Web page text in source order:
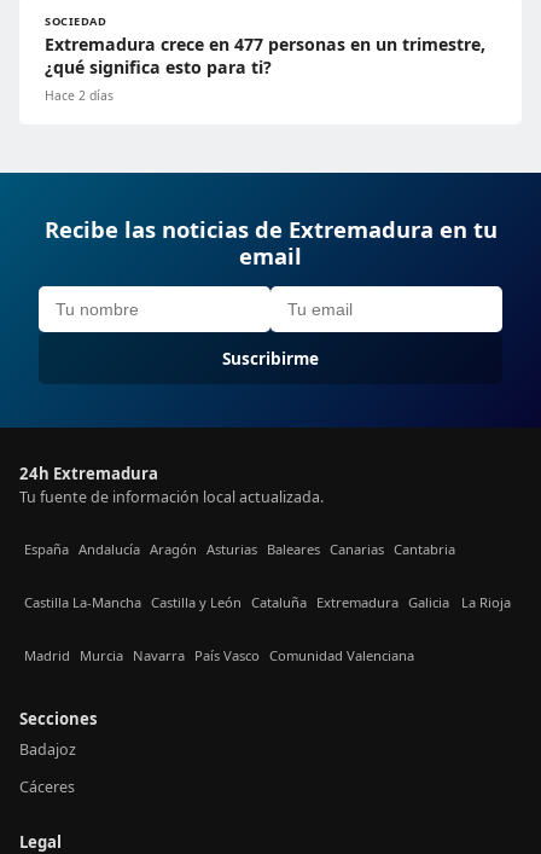
SOCIEDAD
Extremadura crece en 477 personas en un trimestre,
¿qué significa esto para ti?
Hace 2 días
Recibe las noticias de Extremadura en tu
email
Suscribirme
24h Extremadura
Tu fuente de información local actualizada.
España Andalucía Aragón Asturias Baleares Canarias Cantabria
Castilla La-Mancha Castilla y León Cataluña Extremadura Galicia La Rioja
Madrid Murcia Navarra País Vasco Comunidad Valenciana
Secciones
Badajoz
Cáceres
Legal